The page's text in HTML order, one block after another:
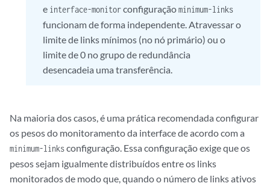
e interface-monitorconfiguraçãominimum-links
funcionam de forma independente. Atravessar o
limite de links mínimos (no nó primário) ou o
limite de 0 no grupo de redundância
desencadeia uma transferência.
Na maioria dos casos, é uma prática recomendada configurar
os pesos do monitoramento da interface de acordo com a
minimum-linksconfiguração. Essa configuração exige que os
pesos sejam igualmente distribuídos entre os links
monitorados de modo que, quando o número de links ativos